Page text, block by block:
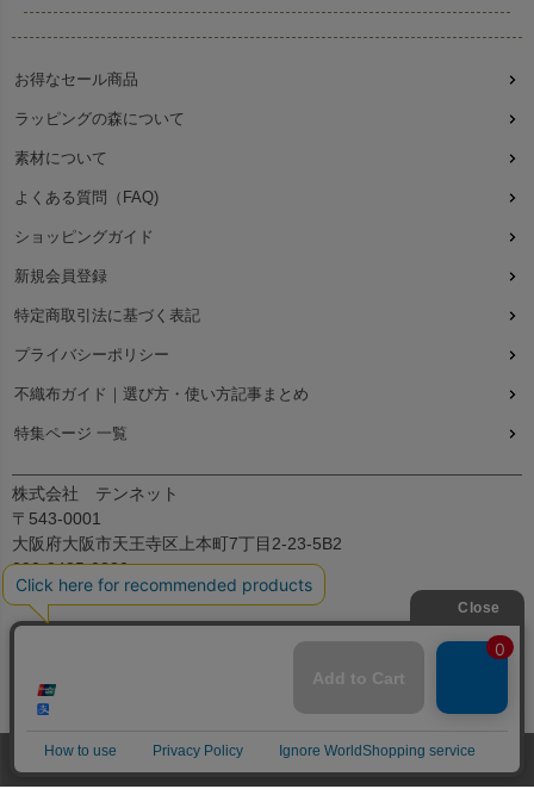
お得なセール商品
ラッピングの森について
素材について
よくある質問（FAQ)
ショッピングガイド
新規会員登録
特定商取引法に基づく表記
プライバシーポリシー
不織布ガイド｜選び方・使い方記事まとめ
特集ページ 一覧
株式会社 テンネット
〒543-0001
大阪府大阪市天王寺区上本町7丁目2-23-5B2
090-8485-0380
平日：9:30～12:00、13:00～17:00
© All Right Reserved.
不織布バッグ・ラッピング袋・アパレル用袋の専門店 ラッピングの森